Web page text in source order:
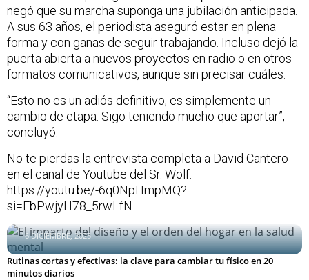
negó que su marcha suponga una jubilación anticipada.
A sus 63 años, el periodista aseguró estar en plena
forma y con ganas de seguir trabajando. Incluso dejó la
puerta abierta a nuevos proyectos en radio o en otros
formatos comunicativos, aunque sin precisar cuáles.
“Esto no es un adiós definitivo, es simplemente un
cambio de etapa. Sigo teniendo mucho que aportar”,
concluyó.
No te pierdas la entrevista completa a David Cantero
en el canal de Youtube del Sr. Wolf:
https://youtu.be/-6q0NpHmpMQ?
si=FbPwjyH78_5rwLfN
El impacto del diseño y el orden del hogar en la salud mental
16 DICIEMBRE, 2025
Rutinas cortas y efectivas: la clave para cambiar tu físico en 20
minutos diarios